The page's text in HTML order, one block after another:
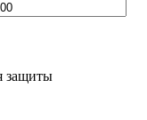
защиты